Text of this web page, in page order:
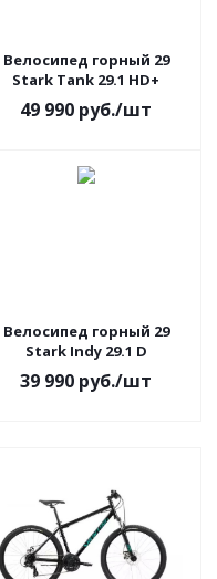
Велосипед горный 29
Stark Tank 29.1 НD+
49 990 руб./шт
Велосипед горный 29
Stark Indy 29.1 D
39 990 руб./шт